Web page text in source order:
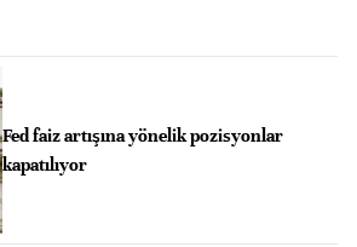
Fed faiz artışına yönelik pozisyonlar
kapatılıyor